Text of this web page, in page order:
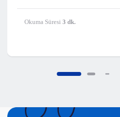
Okuma Süresi 3 dk.